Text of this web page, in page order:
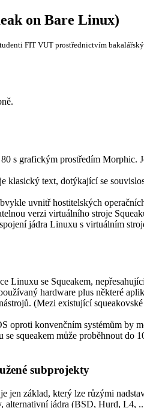
on Bare Linux)
FIT VUT prostřednictvím
s grafickým prostředím Morphic.
je klasický text, dotýkající se
uvnitř hostitelských
verzi virtuálního stroje
jádra Linuxu s virtuálním
Linuxu se Squeakem,
hardware plus některé
(Mezi existující
oproti konvenčním systémům by
squeakem může proběhnout do
subprojekty
jen základ, který lze růzými
alternativní jádra (BSD, Hurd, L4,